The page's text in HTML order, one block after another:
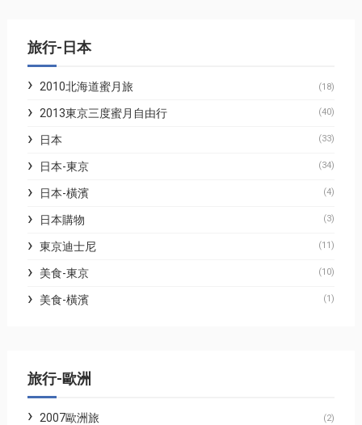
旅行-日本
2010北海道蜜月旅 (18)
2013東京三度蜜月自由行 (40)
日本 (33)
日本-東京 (34)
日本-橫濱 (4)
日本購物 (3)
東京迪士尼 (11)
美食-東京 (10)
美食-橫濱 (1)
旅行-歐洲
2007歐洲旅 (2)